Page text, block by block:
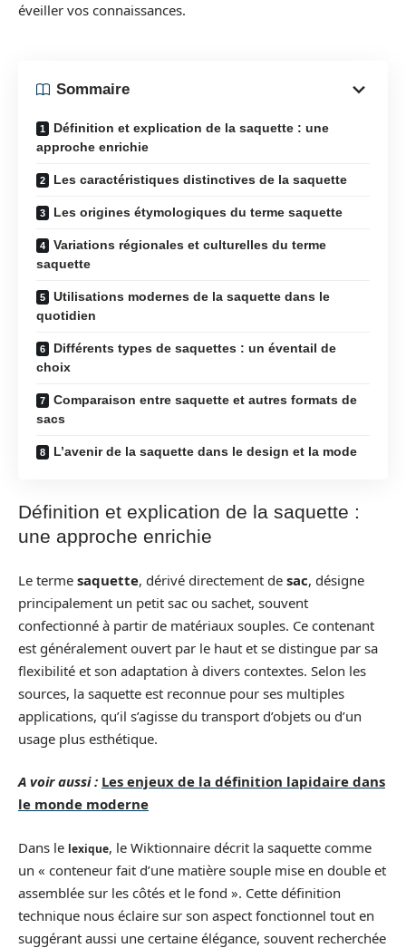
éveiller vos connaissances.
Sommaire
Définition et explication de la saquette : une
approche enrichie
Les caractéristiques distinctives de la saquette
Les origines étymologiques du terme saquette
Variations régionales et culturelles du terme
saquette
Utilisations modernes de la saquette dans le
quotidien
Différents types de saquettes : un éventail de
choix
Comparaison entre saquette et autres formats de
sacs
L’avenir de la saquette dans le design et la mode
Définition et explication de la saquette :
une approche enrichie
Le terme saquette, dérivé directement de sac, désigne
principalement un petit sac ou sachet, souvent
confectionné à partir de matériaux souples. Ce contenant
est généralement ouvert par le haut et se distingue par sa
flexibilité et son adaptation à divers contextes. Selon les
sources, la saquette est reconnue pour ses multiples
applications, qu’il s’agisse du transport d’objets ou d’un
usage plus esthétique.
A voir aussi : Les enjeux de la définition lapidaire dans
le monde moderne
Dans le lexique, le Wiktionnaire décrit la saquette comme
un « conteneur fait d’une matière souple mise en double et
assemblée sur les côtés et le fond ». Cette définition
technique nous éclaire sur son aspect fonctionnel tout en
suggérant aussi une certaine élégance, souvent recherchée